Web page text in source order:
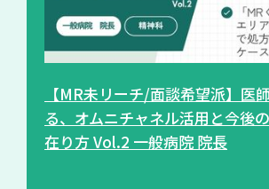
【MR未リーチ/面談希望派】医
る、オムニチャネル活用と今後
在り方 Vol.2 一般病院 院長